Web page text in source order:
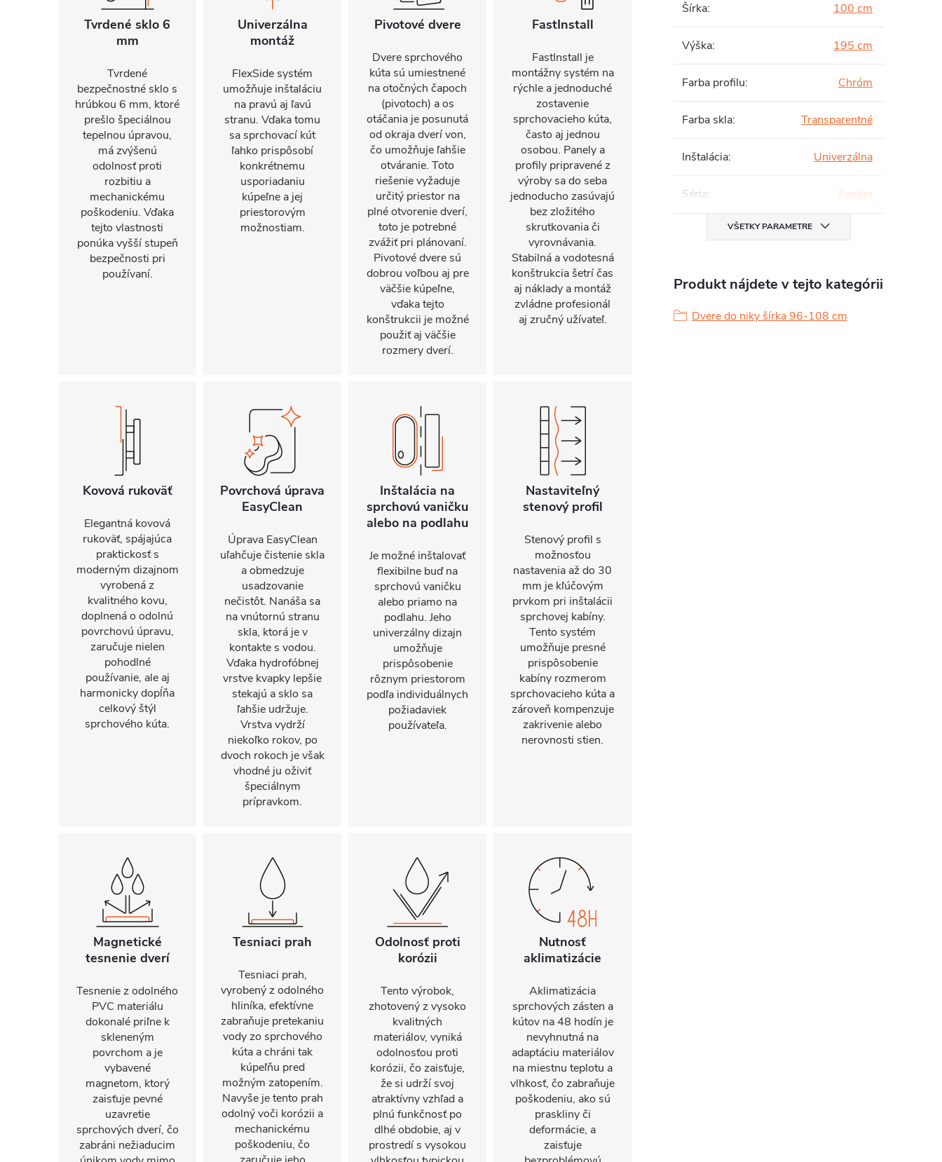
Tvrdené sklo 6
mm
Tvrdené
bezpečnostné sklo s
hrúbkou 6 mm, ktoré
prešlo špeciálnou
tepelnou úpravou,
má zvýšenú
odolnosť proti
rozbitiu a
mechanickému
poškodeniu. Vďaka
tejto vlastnosti
ponúka vyšší stupeň
bezpečnosti pri
používaní.
Univerzálna
montáž
FlexSide systém
umožňuje inštaláciu
na pravú aj ľavú
stranu. Vďaka tomu
sa sprchovací kút
ľahko prispôsobí
konkrétnemu
usporiadaniu
kúpeľne a jej
priestorovým
možnostiam.
Pivotové dvere
Dvere sprchového
kúta sú umiestnené
na otočných čapoch
(pivotoch) a os
otáčania je posunutá
od okraja dverí von,
čo umožňuje ľahšie
otváranie. Toto
riešenie vyžaduje
určitý priestor na
plné otvorenie dverí,
toto je potrebné
zvážiť pri plánovaní.
Pivotové dvere sú
dobrou voľbou aj pre
väčšie kúpeľne,
vďaka tejto
konštrukcii je možné
použiť aj väčšie
rozmery dverí.
FastInstall
FastInstall je
montážny systém na
rýchle a jednoduché
zostavenie
sprchovacieho kúta,
často aj jednou
osobou. Panely a
profily pripravené z
výroby sa do seba
jednoducho zasúvajú
bez zložitého
skrutkovania či
vyrovnávania.
Stabilná a vodotesná
konštrukcia šetrí čas
aj náklady a montáž
zvládne profesionál
aj zručný užívateľ.
Kovová rukoväť
Elegantná kovová
rukoväť, spájajúca
praktickosť s
moderným dizajnom
vyrobená z
kvalitného kovu,
doplnená o odolnú
povrchovú úpravu,
zaručuje nielen
pohodlné
používanie, ale aj
harmonicky dopĺňa
celkový štýl
sprchového kúta.
Povrchová úprava
EasyClean
Úprava EasyClean
uľahčuje čistenie skla
a obmedzuje
usadzovanie
nečistôt. Nanáša sa
na vnútornú stranu
skla, ktorá je v
kontakte s vodou.
Vďaka hydrofóbnej
vrstve kvapky lepšie
stekajú a sklo sa
ľahšie udržuje.
Vrstva vydrží
niekoľko rokov, po
dvoch rokoch je však
vhodné ju oživiť
špeciálnym
prípravkom.
Inštalácia na
sprchovú vaničku
alebo na podlahu
Je možné inštalovať
flexibilne buď na
sprchovú vaničku
alebo priamo na
podlahu. Jeho
univerzálny dizajn
umožňuje
prispôsobenie
rôznym priestorom
podľa individuálnych
požiadaviek
používateľa.
Nastaviteľný
stenový profil
Stenový profil s
možnosťou
nastavenia až do 30
mm je kľúčovým
prvkom pri inštalácii
sprchovej kabíny.
Tento systém
umožňuje presné
prispôsobenie
kabíny rozmerom
sprchovacieho kúta a
zároveň kompenzuje
zakrivenie alebo
nerovnosti stien.
Magnetické
tesnenie dverí
Tesnenie z odolného
PVC materiálu
dokonalé priľne k
skleneným
povrchom a je
vybavené
magnetom, ktorý
zaisťuje pevné
uzavretie
sprchových dverí, čo
zabráni nežiaducim
Tesniaci prah
Tesniaci prah,
vyrobený z odolného
hliníka, efektívne
zabraňuje pretekaniu
vody zo sprchového
kúta a chráni tak
kúpeľňu pred
možným zatopením.
Navyše je tento prah
odolný voči korózii a
mechanickému
poškodeniu, čo
Odolnosť proti
korózii
Tento výrobok,
zhotovený z vysoko
kvalitných
materiálov, vyniká
odolnosťou proti
korózii, čo zaisťuje,
že si udrží svoj
atraktívny vzhľad a
plnú funkčnosť po
dlhé obdobie, aj v
prostredí s vysokou
Nutnosť
aklimatizácie
Aklimatizácia
sprchových zásten a
kútov na 48 hodín je
nevyhnutná na
adaptáciu materiálov
na miestnu teplotu a
vlhkosť, čo zabraňuje
poškodeniu, ako sú
praskliny či
deformácie, a
zaisťuje
Šírka: 100 cm
Výška: 195 cm
Farba profilu: Chróm
Farba skla: Transparentné
Inštalácia: Univerzálna
Séria: Santini
VŠETKY PARAMETRE
Produkt nájdete v tejto kategórii
Dvere do niky šírka 96-108 cm